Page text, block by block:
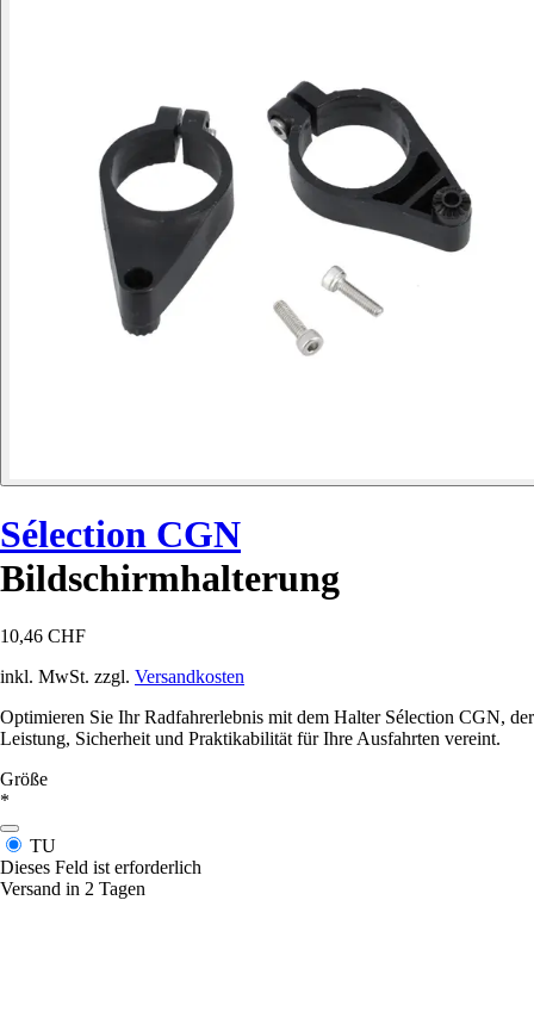
Sélection CGN
Bildschirmhalterung
10,46 CHF
inkl. MwSt. zzgl. Versandkosten
Optimieren Sie Ihr Radfahrerlebnis mit dem Halter Sélection CGN, der
Leistung, Sicherheit und Praktikabilität für Ihre Ausfahrten vereint.
Größe
*
TU
Dieses Feld ist erforderlich
Versand in 2 Tagen